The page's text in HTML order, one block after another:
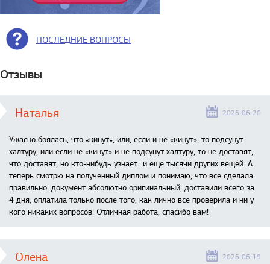
ПОСЛЕДНИЕ ВОПРОСЫ
Отзывы
Наталья 2026-06-20
Ужасно боялась, что «кинут», или, если и не «кинут», то подсунут
халтуру, или если не «кинут» и не подсунут халтуру, то не доставят,
что доставят, но кто-нибудь узнает...и еще тысячи других вещей. А
теперь смотрю на полученный диплом и понимаю, что все сделала
правильно: документ абсолютно оригинальный, доставили всего за
4 дня, оплатила только после того, как лично все проверила и ни у
кого никаких вопросов! Отличная работа, спасибо вам!
Олена 2026-06-19